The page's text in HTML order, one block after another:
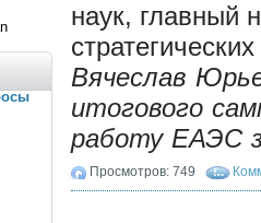
наук, главный
Вячеслав
итогового
работу ЕАЭС
Просмотров: 749